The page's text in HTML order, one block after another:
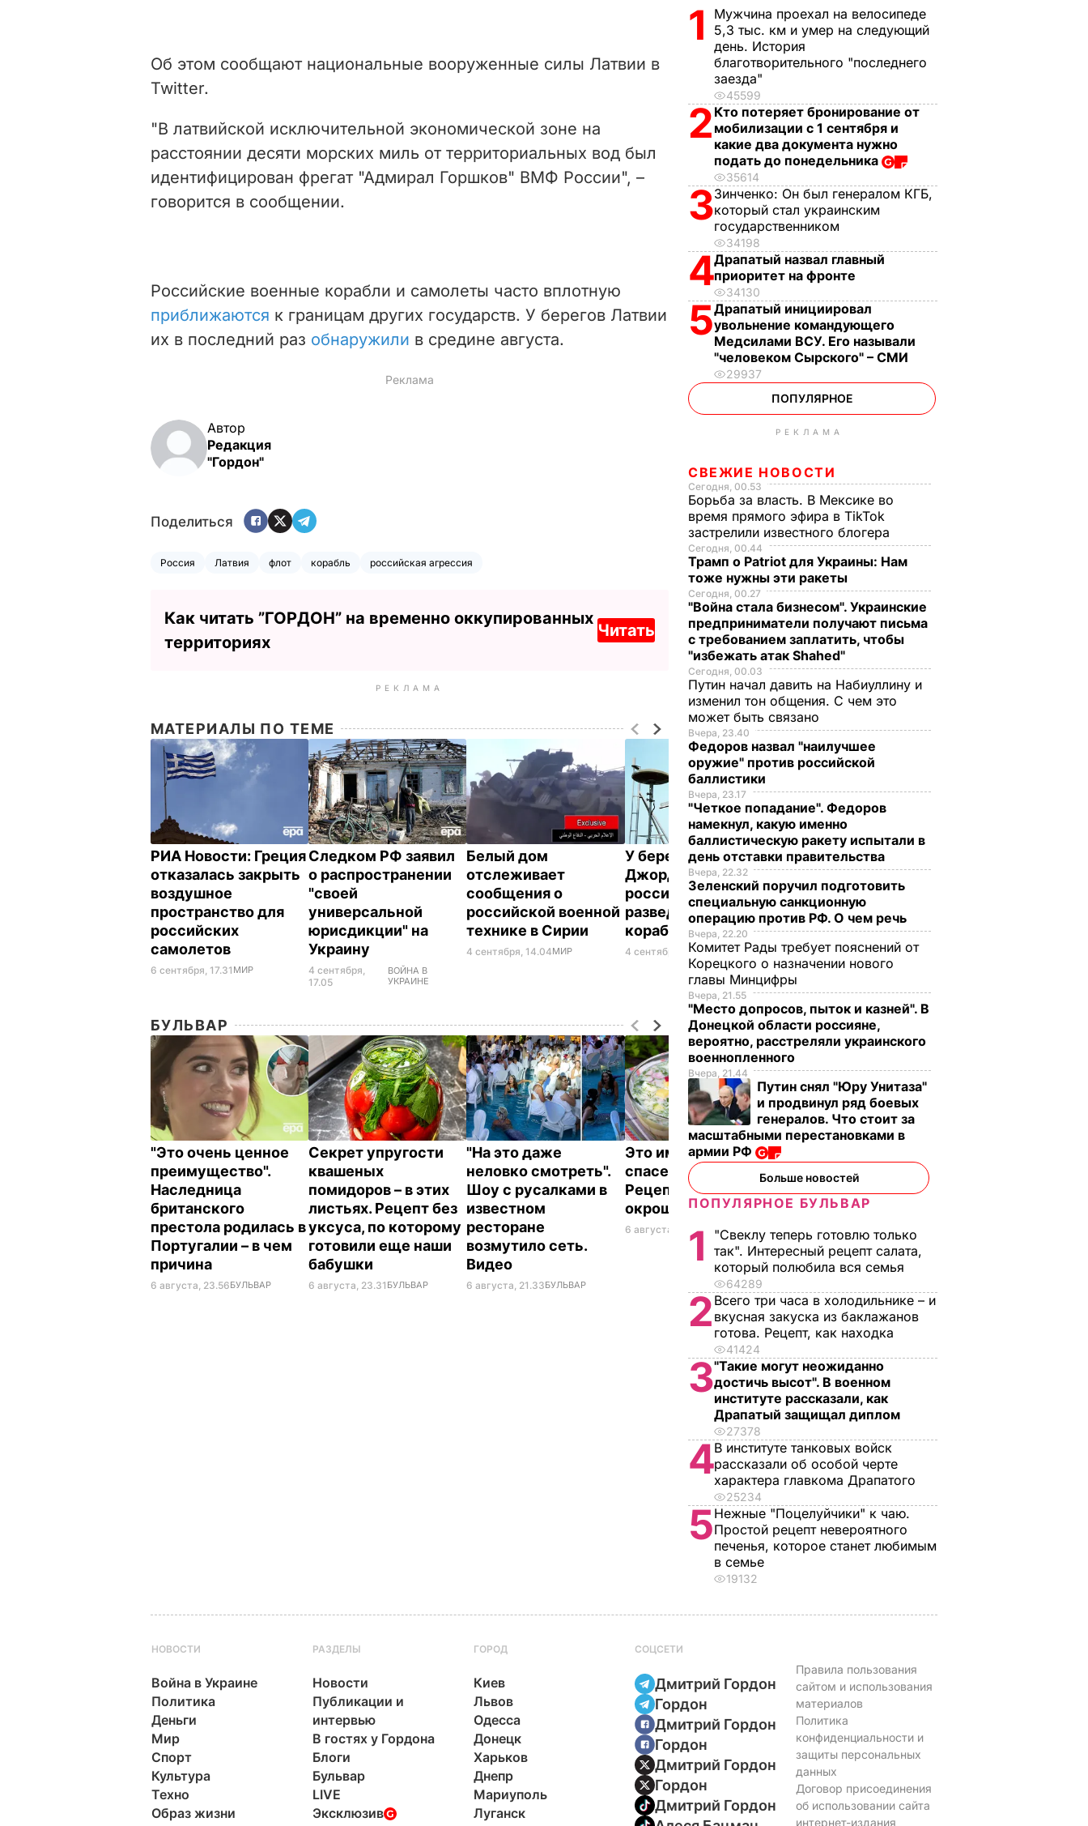
Об этом сообщают национальные вооруженные силы Латвии в
Twitter.
"В латвийской исключительной экономической зоне на
расстоянии десяти морских миль от территориальных вод был
идентифицирован фрегат "Адмирал Горшков" ВМФ России", –
говорится в сообщении.
Российские военные корабли и самолеты часто вплотную
приближаются к границам других государств. У берегов Латвии
их в последний раз обнаружили в средине августа.
Автор
Редакция
"Гордон"
Поделиться
Россия Латвия флот корабль российская агрессия
Как читать ”ГОРДОН” на временно оккупированных
территориях
Читать
РЕКЛАМА
МАТЕРИАЛЫ ПО ТЕМЕ
РИА Новости: Греция
отказалась закрыть
воздушное
пространство для
российских
самолетов
6 сентября, 17.31 МИР
Следком РФ заявил
о распространении
"своей
универсальной
юрисдикции" на
Украину
4 сентября,
17.05
ВОЙНА В
УКРАИНЕ
Белый дом
отслеживает
сообщения о
российской военной
технике в Сирии
4 сентября, 14.04МИР
У берегов штата
Джорджия появился
российский
разведывательный
корабль
4 сентября, 12.43ПОЛИТИКА
БУЛЬВАР
"Это очень ценное
преимущество".
Наследница
британского
престола родилась в
Португалии – в чем
причина
6 августа, 23.56БУЛЬВАР
Секрет упругости
квашеных
помидоров – в этих
листьях. Рецепт без
уксуса, по которому
готовили еще наши
бабушки
6 августа, 23.31 БУЛЬВАР
"На это даже
неловко смотреть".
Шоу с русалками в
известном
ресторане
возмутило сеть.
Видео
6 августа, 21.33БУЛЬВАР
Это именно то, что
спасет в жару.
Рецепт вкуснейшей
окрошки
6 августа, 18.21БУЛЬВАР
снаружи и нежные
внутри". Самые
вкусные жареные
6 августа, 18.09БУЛЬВАР
1
Мужчина проехал на велосипеде
5,3 тыс. км и умер на следующий
день. История
благотворительного "последнего
заезда"
45599
2 Кто потеряет бронирование от
мобилизации с 1 сентября и
какие два документа нужно
подать до понедельника
35614
3Зинченко: Он был генералом КГБ,
который стал украинским
государственником
34198
4Драпатый назвал главный
приоритет на фронте
34130
5Драпатый инициировал
увольнение командующего
Медсилами ВСУ. Его называли
"человеком Сырского" – СМИ
29937
ПОПУЛЯРНОЕ
РЕКЛАМА
СВЕЖИЕ НОВОСТИ
Сегодня, 00.53
Борьба за власть. В Мексике во
время прямого эфира в TikTok
застрелили известного блогера
Сегодня, 00.44
Трамп о Patriot для Украины: Нам
тоже нужны эти ракеты
Сегодня, 00.27
"Война стала бизнесом". Украинские
предприниматели получают письма
с требованием заплатить, чтобы
"избежать атак Shahed"
Сегодня, 00.03
Путин начал давить на Набиуллину и
изменил тон общения. С чем это
может быть связано
Вчера, 23.40
Федоров назвал "наилучшее
оружие" против российской
баллистики
Вчера, 23.17
"Четкое попадание". Федоров
намекнул, какую именно
баллистическую ракету испытали в
день отставки правительства
Вчера, 22.32
Зеленский поручил подготовить
специальную санкционную
операцию против РФ. О чем речь
Вчера, 22.20
Комитет Рады требует пояснений от
Корецкого о назначении нового
главы Минцифры
Вчера, 21.55
"Место допросов, пыток и казней". В
Донецкой области россияне,
вероятно, расстреляли украинского
военнопленного
Вчера, 21.44
Путин снял "Юру Унитаза"
и продвинул ряд боевых
генералов. Что стоит за
масштабными перестановками в
армии РФ
Больше новостей
ПОПУЛЯРНОЕ БУЛЬВАР
1
"Свеклу теперь готовлю только
так". Интересный рецепт салата,
который полюбила вся семья
64289
2 Всего три часа в холодильнике – и
вкусная закуска из баклажанов
готова. Рецепт, как находка
41424
3"Такие могут неожиданно
достичь высот". В военном
институте рассказали, как
Драпатый защищал диплом
27378
4В институте танковых войск
рассказали об особой черте
характера главкома Драпатого
25234
5Нежные "Поцелуйчики" к чаю.
Простой рецепт невероятного
печенья, которое станет любимым
в семье
19132
НОВОСТИ
Война в Украине
Политика
Деньги
Мир
Спорт
Культура
Техно
Образ жизни
РАЗДЕЛЫ
Новости
Публикации и
интервью
В гостях у Гордона
Блоги
Бульвар
LIVE
Эксклюзив
ГОРОД
Киев
Львов
Одесса
Донецк
Харьков
Днепр
Мариуполь
Луганск
СОЦСЕТИ
Дмитрий Гордон
Гордон
Дмитрий Гордон
Гордон
Дмитрий Гордон
Гордон
Дмитрий Гордон
Правила пользования
сайтом и использования
материалов
Политика
конфиденциальности и
защиты персональных
данных
Договор присоединения
об использовании сайта
интернет-издания